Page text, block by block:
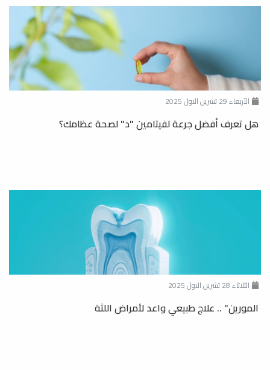
الأربعاء 29 تشرين الاول 2025
هل تعرف أفضل جرعة لفيتامين "د" لصحة عظامك؟
الثلاثاء 28 تشرين الاول 2025
المورين" .. علاج طبيعي واعد لأمراض اللثة